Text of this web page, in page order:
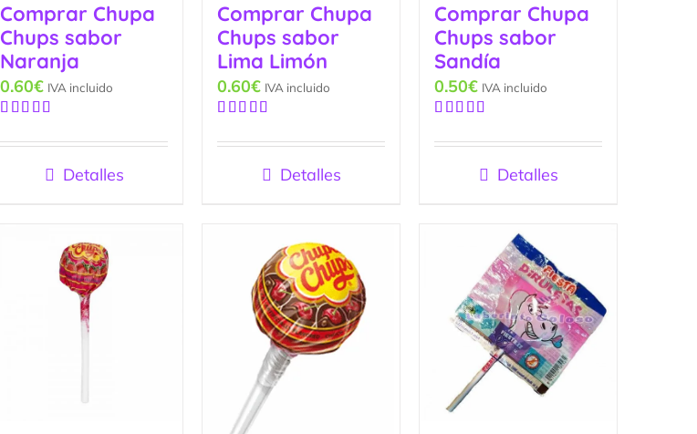
Comprar Chupa
Chups sabor
Naranja
con5.00de
0.60€ IVA incluido
Detalles
Comprar Chupa
Chups sabor
Lima Limón
con4.67de
0.60€ IVA incluido
Detalles
Comprar Chupa
Chups sabor
Sandía
con5.00de
0.50€ IVA incluido
Detalles